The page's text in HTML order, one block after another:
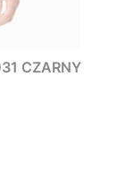
CZARNY